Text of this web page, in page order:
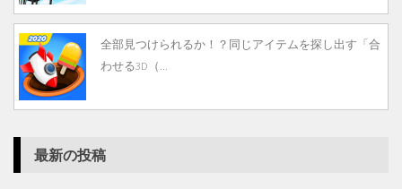
全部見つけられるか！？同じアイテムを探し出す「合
わせる3D（...
最新の投稿